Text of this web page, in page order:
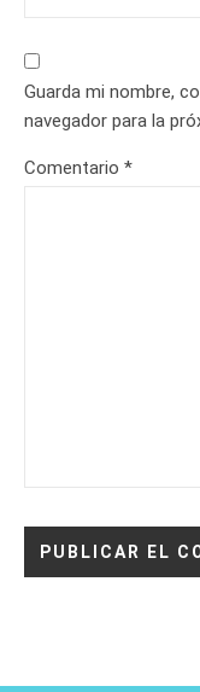
Guarda mi nombre,
navegador para la
Comentario *